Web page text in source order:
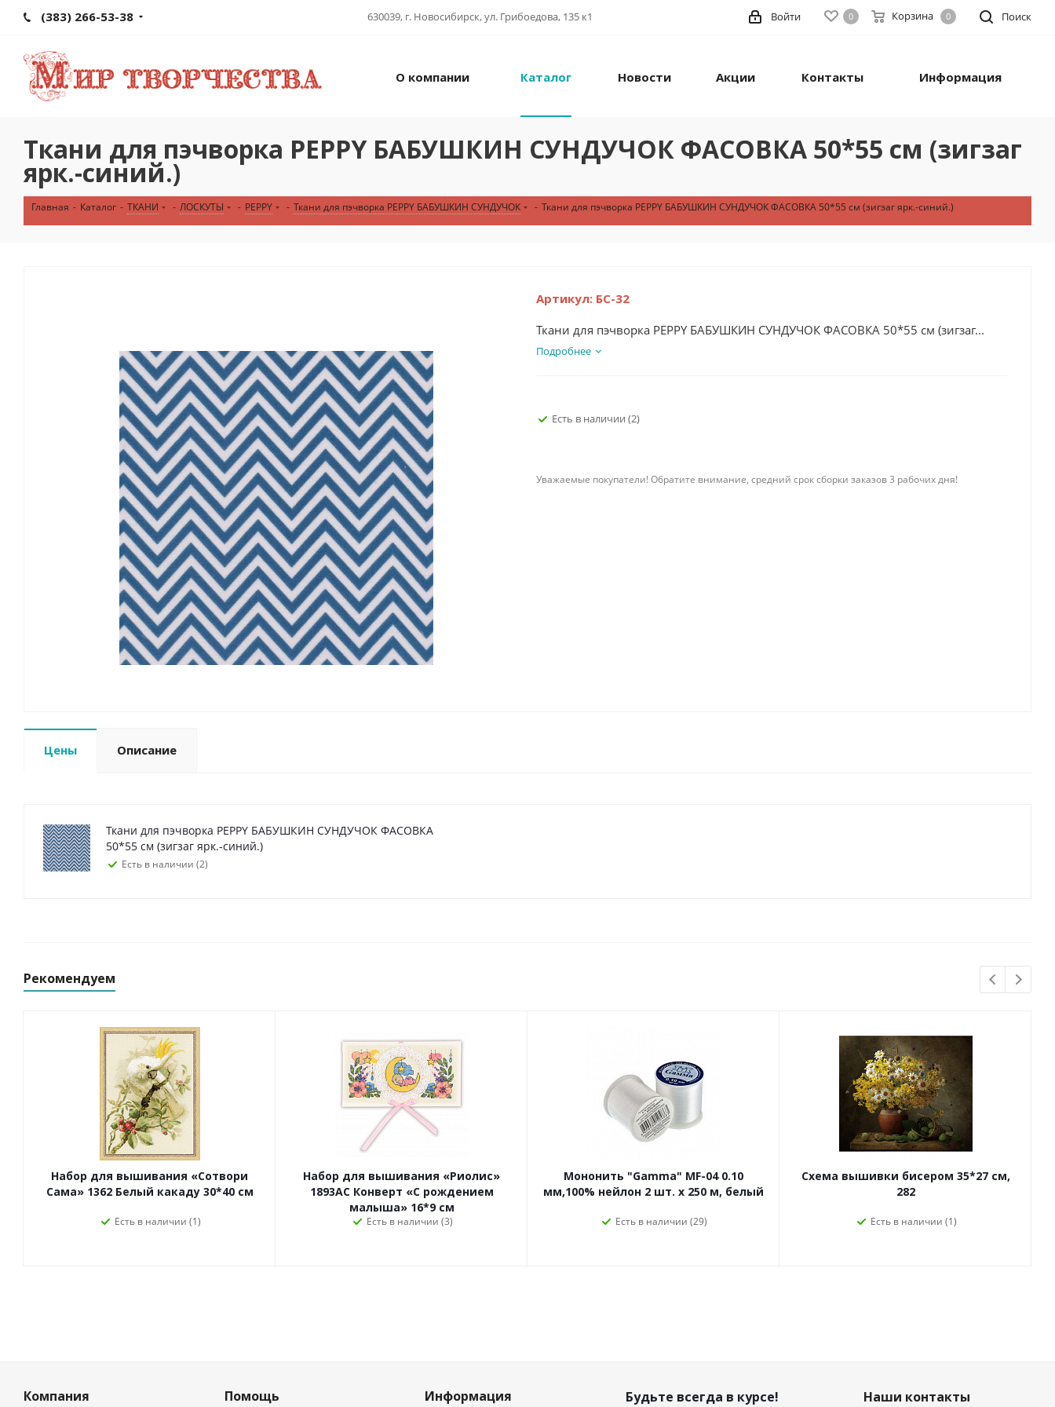
(383) 266-53-38 630039, г. Новосибирск, ул. Грибоедова, 135 к1 Поиск
0 Корзина 0
Войти
О компании Каталог Новости Акции Контакты Информация
Ткани для пэчворка PEPPY БАБУШКИН СУНДУЧОК ФАСОВКА 50*55 см (зигзаг
ярк.-синий.)
Главная - Каталог - ТКАНИ - ЛОСКУТЫ - PEPPY - Ткани для пэчворка PEPPY БАБУШКИН СУНДУЧОК - Ткани для пэчворка PEPPY БАБУШКИН СУНДУЧОК ФАСОВКА 50*55 см (зигзаг ярк.-синий.)
Артикул: БС-32
Ткани для пэчворка PEPPY БАБУШКИН СУНДУЧОК ФАСОВКА 50*55 см (зигзаг...
Подробнее
Есть в наличии (2)
Уважаемые покупатели! Обратите внимание, средний срок сборки заказов 3 рабочих дня!
Цены Описание
Ткани для пэчворка PEPPY БАБУШКИН СУНДУЧОК ФАСОВКА
50*55 см (зигзаг ярк.-синий.)
Есть в наличии (2)
Рекомендуем
Набор для вышивания «Сотвори
Сама» 1362 Белый какаду 30*40 см
Есть в наличии (1)
Набор для вышивания «Риолис»
1893АС Конверт «С рождением
малыша» 16*9 см
Есть в наличии (3)
Мононить "Gamma" MF-04 0.10
мм,100% нейлон 2 шт. х 250 м, белый
Есть в наличии (29)
Схема вышивки бисером 35*27 см,
282
Есть в наличии (1)
Компания Помощь Информация Будьте всегда в курсе! Наши контакты